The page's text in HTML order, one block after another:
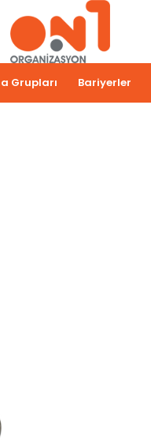
Grupları Bariyerler